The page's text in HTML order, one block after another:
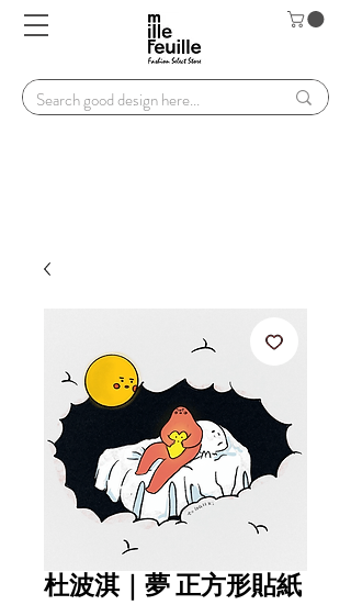
杜波淇｜夢 正方形貼紙